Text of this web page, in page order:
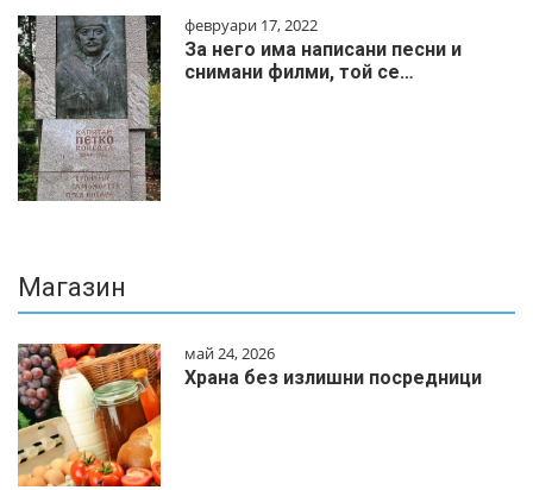
февруари 17, 2022
За него има написани песни и
снимани филми, той се…
Магазин
май 24, 2026
Храна без излишни посредници